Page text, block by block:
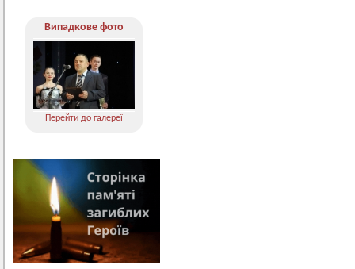
Випадкове фото
Перейти до галереї